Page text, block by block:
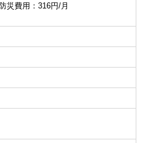
災費用：316円/月